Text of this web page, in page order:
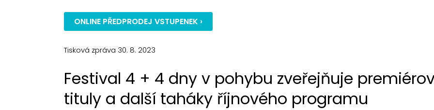
ONLINE PŘEDPRODEJ VSTUPENEK ›
Tisková zpráva 30. 8. 2023
Festival 4 + 4 dny v pohybu zveřejňuje
tituly a další taháky říjnového programu